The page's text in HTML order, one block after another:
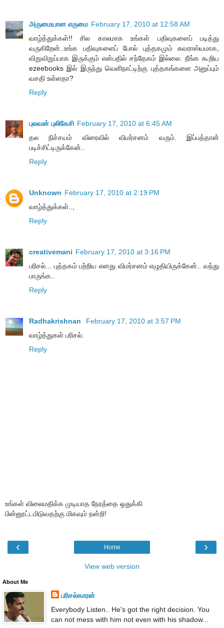
அருமையான எருமை February 17, 2010 at 12:58 AM
வாழ்த்துக்கள்!! சில காலமாக உங்கள் பதிவுகளைப் படித்து
வருகிறேன்..உங்க பதிவுகளைப் போல் புத்தகமும் சுவராஸ்யமாக,
விறுவிறுப்பாக இருக்கும் என்பதில் சந்தேகம் இல்லை. நீங்க கூறிய
ezeebooks இல் இருந்து வெளிநாட்டிற்கு புத்தகங்களை அனுப்பும்
வசதி உள்ளதா?
Reply
புலவன் புலிகேசி February 17, 2010 at 6:45 AM
தல நிச்சயம் விரைவில் விமர்சனம் வரும். இப்பத்தான்
படிச்சிட்டிருக்கேன்..
Reply
Unknown February 17, 2010 at 2:19 PM
வாழ்த்துக்கள்..,
Reply
creativemani February 17, 2010 at 3:16 PM
பரிசல்... புத்தகம் பற்றிய எனது விமர்சனம் எழுதியிருக்கேன்.. வந்து
பாருங்க..
Reply
Radhakrishnan
February 17, 2010 at 3:57 PM
வாழ்த்துகள் பரிசல்.
Reply
உங்கள் விலைமதிக்க முடியாத நேரத்தை ஒதுக்கி
பின்னூட்டமிடுவதற்கு மிகவும் நன்றி!
‹ ›
Home
View web version
About Me
பரிசல்காரன்
Everybody Listen.. He's got the right decision. You
can not mess with him not even with his shadow...